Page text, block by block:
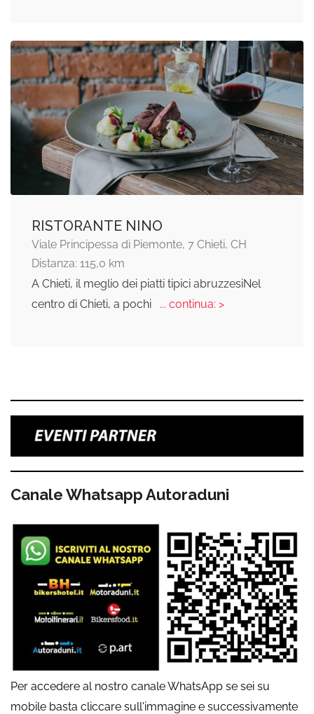
RISTORANTE NINO
Viale Principessa di Piemonte, 7 Chieti, CH
Distanza: 115,0 km
A Chieti, il meglio dei piatti tipici abruzzesiNel
centro di Chieti, a pochi
... continua: >
Canale Whatsapp Autoraduni
Per accedere al nostro canale WhatsApp se sei su
mobile basta cliccare sull'immagine e successivamente